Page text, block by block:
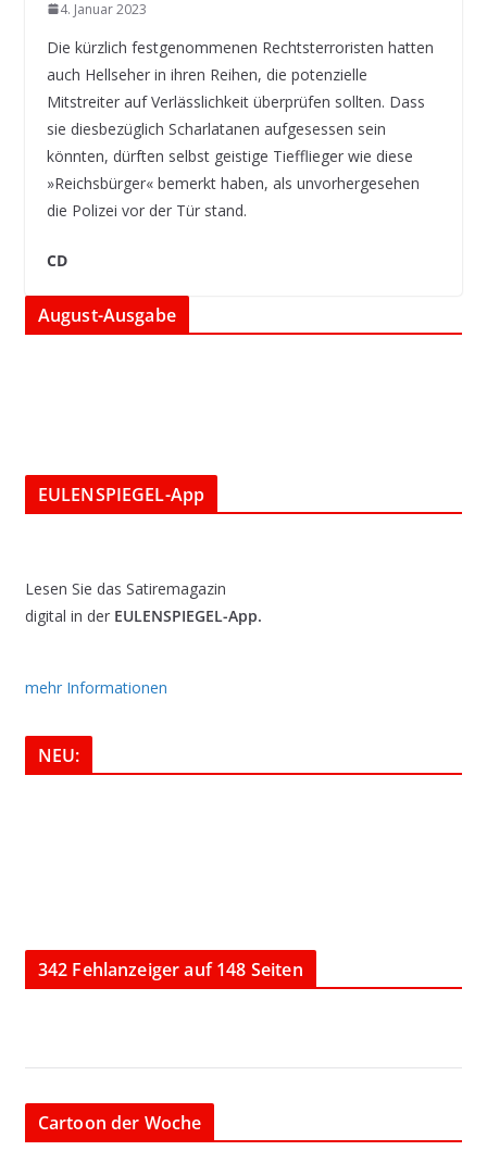
4. Januar 2023
Die kürzlich festgenommenen Rechtsterroristen hatten
auch Hellseher in ihren Reihen, die potenzielle
Mitstreiter auf Verlässlichkeit überprüfen sollten. Dass
sie diesbezüglich Scharlatanen aufgesessen sein
könnten, dürften selbst geistige Tiefflieger wie diese
»Reichsbürger« bemerkt haben, als unvorhergesehen
die Polizei vor der Tür stand.
CD
August-Ausgabe
EULENSPIEGEL-App
Lesen Sie das Satiremagazin
digital in der EULENSPIEGEL-App.
mehr Informationen
NEU:
342 Fehlanzeiger auf 148 Seiten
Cartoon der Woche